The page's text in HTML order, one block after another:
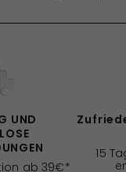
UND
ab 39€*
15